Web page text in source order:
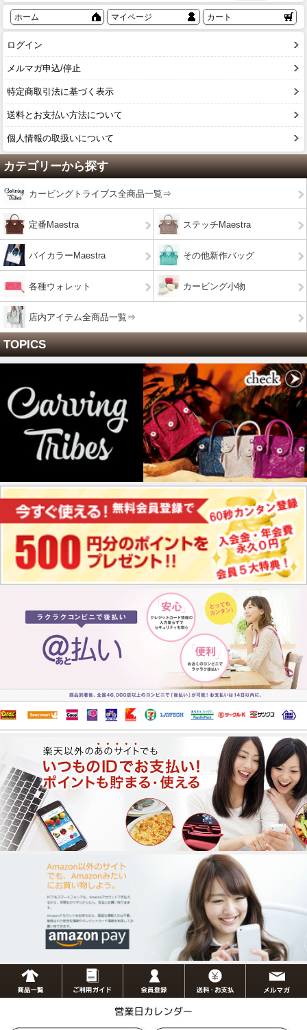
ホーム マイページ カート
ログイン
メルマガ申込/停止
特定商取引法に基づく表示
送料とお支払い方法について
個人情報の取扱いについて
カテゴリーから探す
カービングトライブス全商品一覧⇒
定番Maestra ステッチMaestra
バイカラーMaestra その他新作バッグ
各種ウォレット カービング小物
店内アイテム全商品一覧⇒
TOPICS